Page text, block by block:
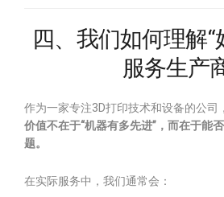
四、我们如何理解“
服务生产
作为一家专注3D打印技术和设备的公司
价值不在于“机器有多先进”，而在于能
题。
在实际服务中，我们通常会：